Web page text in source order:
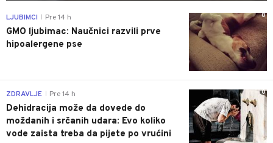
0
LJUBIMCI Pre 14 h
GMO ljubimac: Naučnici razvili prve
hipoalergene pse
0
ZDRAVLJE Pre 14 h
Dehidracija može da dovede do
moždanih i srčanih udara: Evo koliko
vode zaista treba da pijete po vrućini